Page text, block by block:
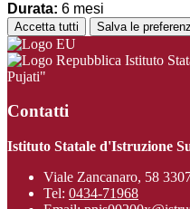
Durata: 6 mesi
Accetta tutti Salva le
Istituto
Pujati"
Contatti
Istituto Statale d'Istruzione
Viale Zancanaro, 58
Tel: 0434-71968